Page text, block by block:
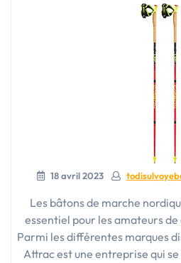
18 avril 2023
Les bâtons de marche
essentiel pour les amateurs
Parmi les différentes marques
Attrac est une entreprise qui